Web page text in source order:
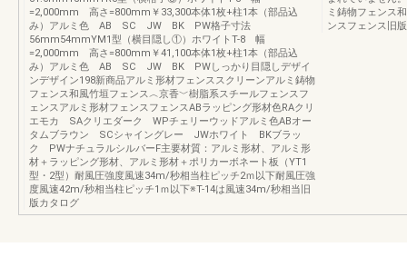
=2,000mm 高さ=800mm￥33,300本体1枚+柱1本（部品込
み）アルミ色 AB SC JW BK PW格子寸法
56mm54mmYM1型（横目隠し①）ホワイトT-8 幅
=2,000mm 高さ=800mm￥41,100本体1枚+柱1本（部品込
み）アルミ色 AB SC JW BK PWしっかり目隠しデザイ
ンデザイン198新商品アルミ形材フェンススクリーンアルミ鋳物
フェンス和風竹垣フェンス︿京香﹀樹脂系スチールフェンスフ
ェンスアルミ形材フェンスフェンスABラッピング形材色RAクリ
エモカ SAクリエダーク WPチェリーウッドアルミ色ABオー
タムブラウン SCシャイングレー JWホワイト BKブラッ
ク PWナチュラルシルバーF主要材質：アルミ形材、アルミ形
材＋ラッピング形材、アルミ形材＋ポリカーボネート板（YT1
型・2型）耐風圧強度風速34m/秒相当柱ピッチ2ｍ以下耐風圧強
度風速42m/秒相当柱ピッチ1ｍ以下※T-14は風速34m/秒相当旧
版カタログ
ミ鋳物フェンス
ンスフェンス旧